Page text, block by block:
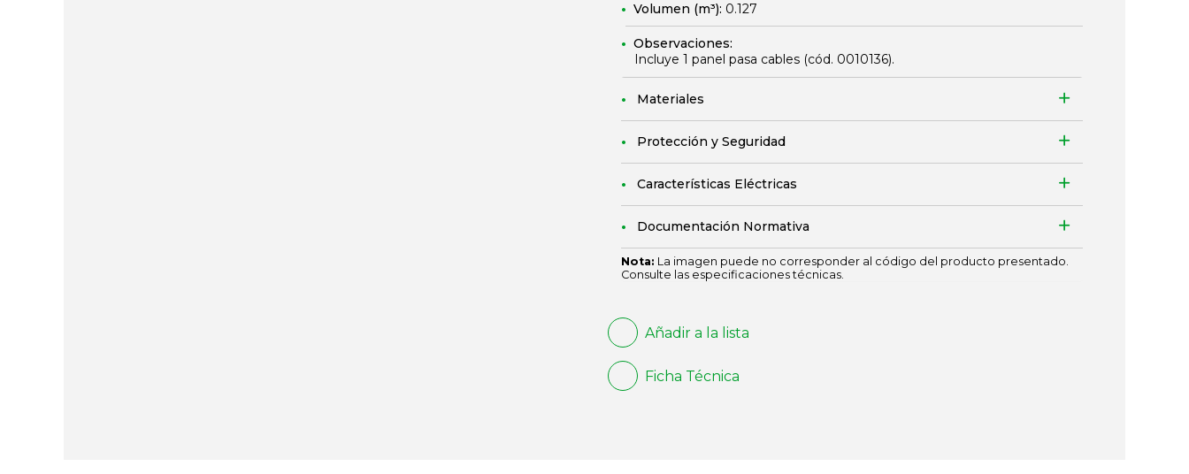
Volumen (m³): 0.127
Observaciones:
Incluye 1 panel pasa cables (cód. 0010136).
Materiales
Protección y Seguridad
Características Eléctricas
Documentación Normativa
Nota: La imagen puede no corresponder al código del producto presentado.
Consulte las especificaciones técnicas.
Añadir a la lista
Ficha Técnica